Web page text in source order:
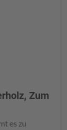
Zum
es zu